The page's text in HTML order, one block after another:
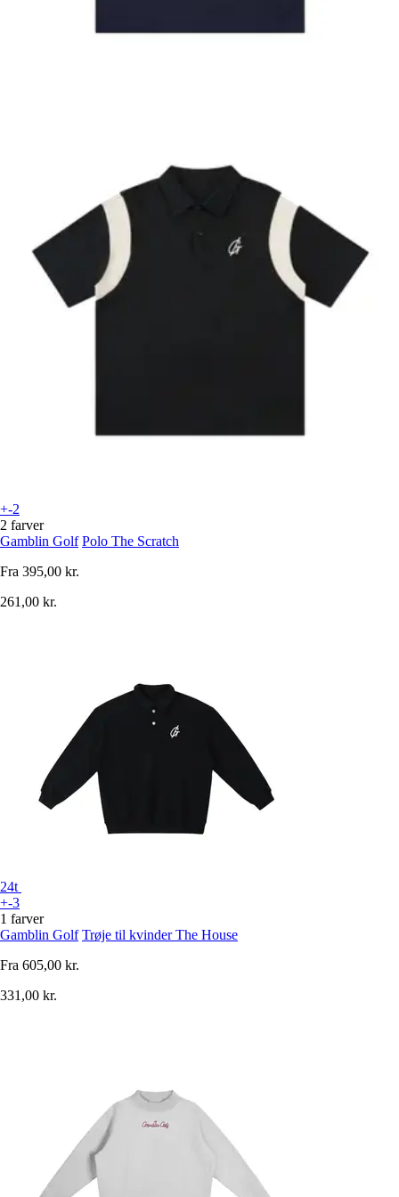
+-2
2 farver
Gamblin Golf Polo The Scratch
Fra 395,00 kr.
261,00 kr.
24t
+-3
1 farver
Gamblin Golf Trøje til kvinder The House
Fra 605,00 kr.
331,00 kr.